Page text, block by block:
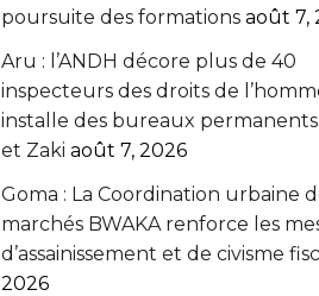
poursuite des formations août 7,
Aru : l’ANDH décore plus de 40
inspecteurs des droits de
installe des bureaux permanents
et Zaki août 7, 2026
Goma : La Coordination urbaine
marchés BWAKA renforce les
d’assainissement et de civisme
2026